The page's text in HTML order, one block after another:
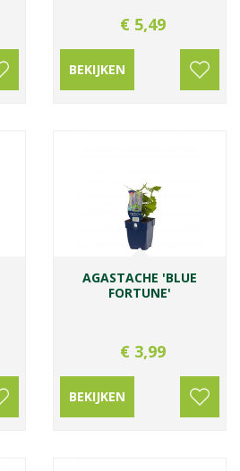
€ 5,49
BEKIJKEN
AGASTACHE 'BLUE
FORTUNE'
€ 3,99
BEKIJKEN